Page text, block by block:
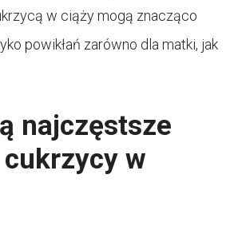
w ciąży mogą znacząco
powikłań zarówno dla matki, jak
najczęstsze
w